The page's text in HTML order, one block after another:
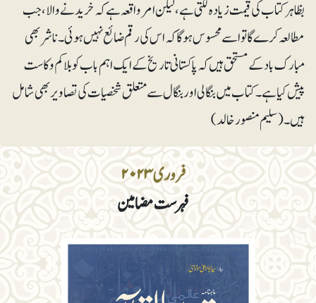
فروری ۲۰۲۳
فہرست مضامین
بظاہر کتاب کی قیمت زیادہ لگتی ہے، لیکن امرواقعہ ہے کہ خریدنے والا، جب
مطالعہ کرے گا تو اسے محسوس ہوگا کہ اس کی رقم ضائع نہیں ہوئی۔ ناشر بھی
مبارک باد کے مستحق ہیں کہ پاکستانی تاریخ کے ایک اہم باب کو بلاکم و کاست
پیش کیا ہے۔ کتاب میں بنگالی اور بنگال سے متعلق شخصیات کی تصاویر بھی شامل
ہیں۔ (سلیم منصور خالد)